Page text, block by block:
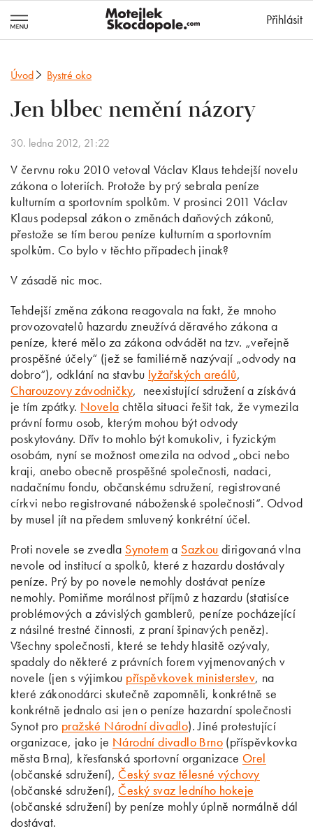
Přihlásit
Úvod Bystré oko
Jen blbec nemění názory
30. ledna 2012, 21:22
V červnu roku 2010 vetoval Václav Klaus tehdejší novelu
zákona o loteriích. Protože by prý sebrala peníze
kulturním a sportovním spolkům. V prosinci 2011 Václav
Klaus podepsal zákon o změnách daňových zákonů,
přestože se tím berou peníze kulturním a sportovním
spolkům. Co bylo v těchto případech jinak?
V zásadě nic moc.
Tehdejší změna zákona reagovala na fakt, že mnoho
provozovatelů hazardu zneužívá děravého zákona a
peníze, které mělo za zákona odvádět na tzv. „veřejně
prospěšné účely“ (jež se familiérně nazývají „odvody na
dobro“), odklání na stavbu lyžařských areálů,
Charouzovy závodničky, neexistující sdružení a získává
je tím zpátky. Novela chtěla situaci řešit tak, že vymezila
právní formu osob, kterým mohou být odvody
poskytovány. Dřív to mohlo být komukoliv, i fyzickým
osobám, nyní se možnost omezila na odvod „obci nebo
kraji, anebo obecně prospěšné společnosti, nadaci,
nadačnímu fondu, občanskému sdružení, registrované
církvi nebo registrované náboženské společnosti“. Odvod
by musel jít na předem smluvený konkrétní účel.
Proti novele se zvedla Synotema Sazkou dirigovaná vlna
nevole od institucí a spolků, které z hazardu dostávaly
peníze. Prý by po novele nemohly dostávat peníze
nemohly. Pomiňme morálnost příjmů z hazardu (statisíce
problémových a závislých gamblerů, peníze pocházející
z násilné trestné činnosti, z praní špinavých peněz).
Všechny společnosti, které se tehdy hlasitě ozývaly,
spadaly do některé z právních forem vyjmenovaných v
novele (jen s výjimkou příspěvkovek ministerstev, na
které zákonodárci skutečně zapomněli, konkrétně se
konkrétně jednalo asi jen o peníze hazardní společnosti
Synot pro pražské Národní divadlo). Jiné protestující
organizace, jako je Národní divadlo Brno (příspěvkovka
města Brna), křesťanská sportovní organizace Orel
(občanské sdružení),Český svaz tělesné výchovy
(občanské sdružení),Český svaz ledního hokeje
(občanské sdružení) by peníze mohly úplně normálně dál
dostávat.